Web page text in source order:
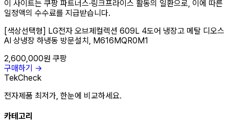
이 사이트는 쿠팡 파트너스·링크프라이스 활동의 일환으로, 이에 따른
일정액의 수수료를 지급받습니다.
[색상선택형] LG전자 오브제컬렉션 609L 4도어 냉장고 메탈 디오스
AI 상냉장 하냉동 방문설치, M616MQR0M1
2,600,000원 쿠팡
구매하기 →
TekCheck
전자제품 최저가, 한눈에 비교하세요.
카테고리